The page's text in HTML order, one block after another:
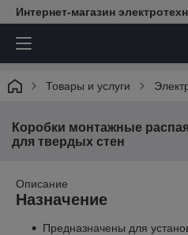
Интернет-магазин
Товары и услуги
Коробки монтажные
для твердых стен
Описание
Назначение
Предназначены для